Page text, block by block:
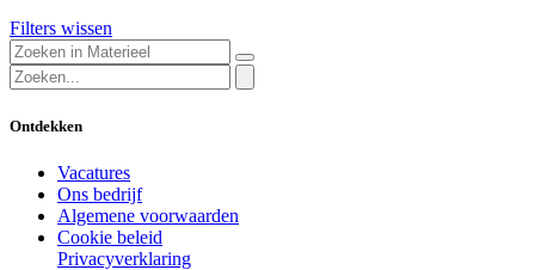
Filters wissen
Ontdekken
Vacatures
Ons bedrijf
Algemene voorwaarden
Cookie beleid
Privacyverklaring